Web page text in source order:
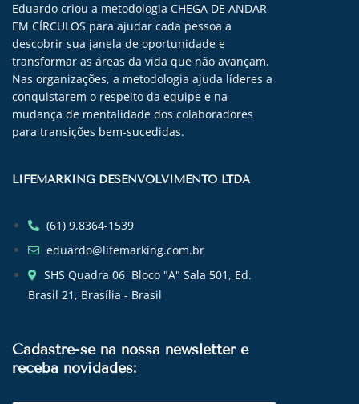
Eduardo criou a metodologia CHEGA DE ANDAR
EM CÍRCULOS para ajudar cada pessoa a
descobrir sua janela de oportunidade e
transformar as áreas da vida que não avançam.
Nas organizações, a metodologia ajuda líderes a
conquistarem o respeito da equipe e na
mudança de mentalidade dos colaboradores
para transições bem-sucedidas.
LIFEMARKING DESENVOLVIMENTO LTDA
(61) 9.8364-1539
eduardo@lifemarking.com.br
SHS Quadra 06 Bloco "A" Sala 501, Ed.
Brasil 21, Brasília - Brasil
Cadastre-se na nossa newsletter e
receba novidades: